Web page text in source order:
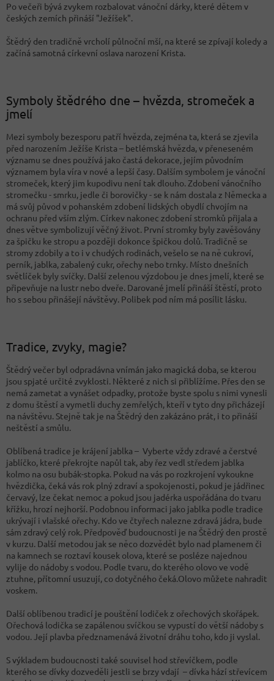
Po večeři bývá zvykem rozbalovat vánoční dárky, které dětem v
českých zemích přináší "Ježíšek".
Štědrý den tradičně vrcholí půlnoční mší, na které se zpívají koledy a
začíná samotná církevní oslava narození Krista.
Symboly štědrého dne – hvězda, stromeček a
jmelí
Mezi symboly bezesporu patří hvězda, zejména ta, která se zjevila
před narozením Ježíše Krista – betlémská hvězda, v přeneseném
významu se dnes používá jako častá dekorace, jejím původním
významem byla víra v nové a lepší časy. Dalším symbolem je vánoční
stromeček, který jim kupodivu není tak dlouho. Zdobení vánočního
stromečku - smrku, jedle či borovičky - se k nám dostala z Německa a
má svůj původ v pohanském zdobení lidských obydlí chvojím na
ochranu před vším zlým. Církev nakonec zdobení stromků přijala a
dnes větve symbolizují věčný život. První stromky byly zavěšovány
za špičku ke stropu a později dokonce špičkou dolů. Tradičně se
stromy zdobily a to i v chudých rodinách, vešelo se na ně cukroví,
perník, jablka, zabalený cukr, ořechy nebo trnky. Místo dnešních
světlíček byly svíčky. Další zelenou výzdobou je dnes jmelí, které se
připevňuje na lustr nebo dveře. Darované jmelí přináší štěstí, proto
ho s sebou přinášejí návštěvy. Polibek pod ním má posílit lásku.
Tradice, zvyky, magie?
Štědrý večer byl odpradávna vnímán jako magická doba, se kterou
jsou spjaté určité zvyklosti. Některé z nich si přiblížíme. Přes den se
nemá zametat a vynášet odpadky, protože byste spolu s nimi vynesli
z domu štěstí a vymetli duchy zemřelých, kteří v tyto dny přicházejí
na návštěvu. Stejně tak je na Štědrý den zakázáno prát, i to přináší
neštěstí a smůlu.
Oblíbená tradice je krájení jablka – Vyberte vždy zdravé a čerstvé
jablíčko, které překrojte napůl tak, aby řez vedl středem jablka
kolmo na osu bubák-stopka. Pokud na vás po rozkrojení vykoukne
hvězdička, čeká vás rok plný zdraví a spokojenosti, pokud je jádřinec
červavý, lze čekat nemoc a pokud jsou jadérka uspořádána do tvaru
křížku, hrozí nejhorší. Podobnou informaci jako jablka podle tradice
ukrývají i vlašské ořechy. Kdo ve čtyřech nalezne zdravá jádra, bude
sám zdravý celý rok. Předpověď budoucnosti je na Štědrý den prostě
v kurzu. Další metodou jak se něco dozvědět bylo nad plamenem či
na kamnech se roztaví kousek olova, které se posléze najednou
vylije do nádoby s vodou. Podle tvaru, do kterého olovo ve vodě
ztuhne, přítomní usuzují, co dotyčného čeká.Olovo můžete nahradit
voskem.
Další oblíbenou tradicí je pouštění lodiček z ořechových skořápek.
Ořechová lodička se zapálenou svíčkou se vypustí do větší nádoby s
vodou. Její plavba předznamenává životní dráhu toho, kdo ji vyslal.
S výkladem budoucnosti také souvisel hod střevíčkem, podle
kterého se dívky dozveděli jestli se brzy vdají – dívka hází střevícem